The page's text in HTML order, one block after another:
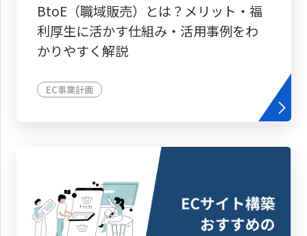
BtoE（職域販売）とは？メリット・福
利厚生に活かす仕組み・活用事例をわ
かりやすく解説
EC事業計画